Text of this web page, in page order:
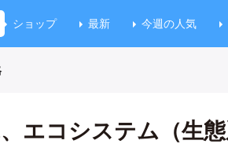
ショップ 最新 今週の人気
エコシステム（生